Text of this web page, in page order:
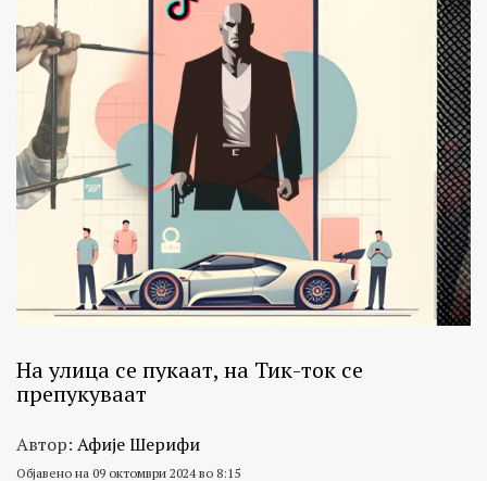
На улица се пукаат, на Тик-ток се
препукуваат
Автор: Афије Шерифи
Објавено на 09 октомври 2024 во 8:15